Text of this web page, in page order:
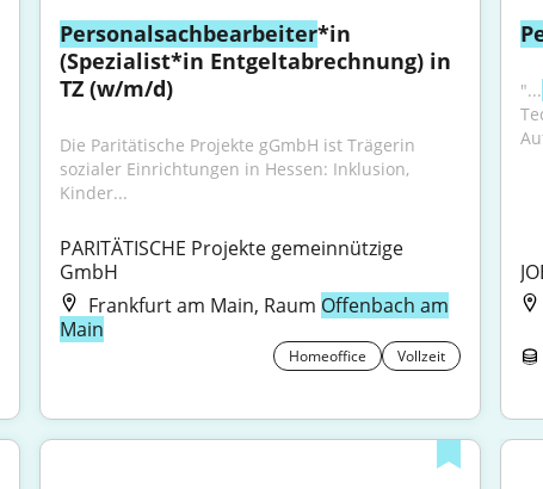
Personalsachbearbeiter*in
(Spezialist*in Entgeltabrechnung) in
TZ (w/m/d)
Die Paritätische Projekte gGmbH ist Trägerin
sozialer Einrichtungen in Hessen: Inklusion,
Kinder...
PARITÄTISCHE Projekte gemeinnützige
GmbH
Frankfurt am Main, Raum Offenbach am
Main
Homeoffice Vollzeit
"...